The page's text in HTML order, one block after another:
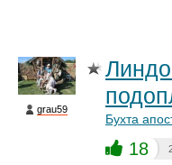
grau59
Бухта
18